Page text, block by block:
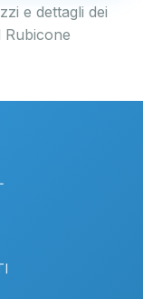
e dettagli dei